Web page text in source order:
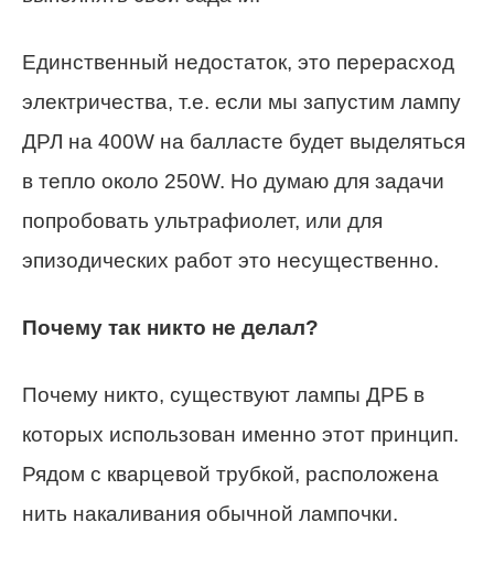
Единственный недостаток, это перерасход
электричества, т.е. если мы запустим лампу
ДРЛ на 400W на балласте будет выделяться
в тепло около 250W. Но думаю для задачи
попробовать ультрафиолет, или для
эпизодических работ это несущественно.
Почему так никто не делал?
Почему никто, существуют лампы ДРБ в
которых использован именно этот принцип.
Рядом с кварцевой трубкой, расположена
нить накаливания обычной лампочки.